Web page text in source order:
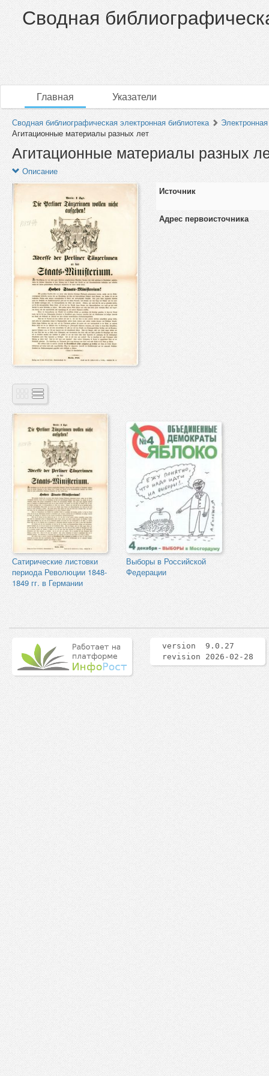
Сводная
Главная Указатели
Сводная библиографическая электронная библиотека
Агитационные материалы разных лет
Агитационные материалы разных
Описание
Источник
Адрес первоисточника
Сатирические листовки
периода Революции 1848-
1849 гг. в Германии
Выборы в Российской
Федерации
version 9.0.27
revision 2026-02-28